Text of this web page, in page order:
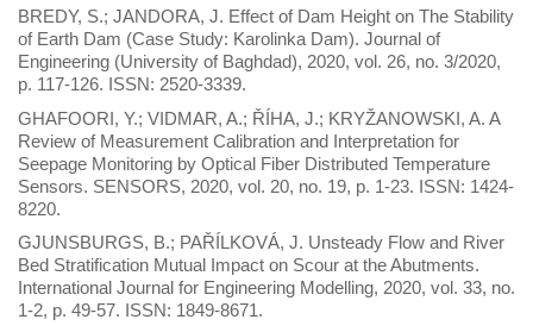
BREDY, S.; JANDORA, J. Effect of Dam Height on The Stability
of Earth Dam (Case Study: Karolinka Dam). Journal of
Engineering (University of Baghdad), 2020, vol. 26, no. 3/2020,
p. 117-126. ISSN: 2520-3339.
GHAFOORI, Y.; VIDMAR, A.; ŘÍHA, J.; KRYŽANOWSKI, A. A
Review of Measurement Calibration and Interpretation for
Seepage Monitoring by Optical Fiber Distributed Temperature
Sensors. SENSORS, 2020, vol. 20, no. 19, p. 1-23. ISSN: 1424-
8220.
GJUNSBURGS, B.; PAŘÍLKOVÁ, J. Unsteady Flow and River
Bed Stratification Mutual Impact on Scour at the Abutments.
International Journal for Engineering Modelling, 2020, vol. 33, no.
1-2, p. 49-57. ISSN: 1849-8671.